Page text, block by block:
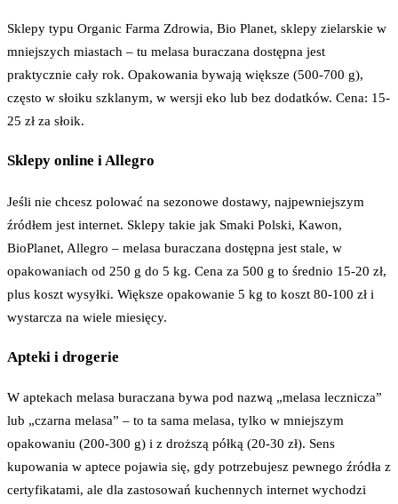
Sklepy typu Organic Farma Zdrowia, Bio Planet, sklepy zielarskie w
mniejszych miastach – tu melasa buraczana dostępna jest
praktycznie cały rok. Opakowania bywają większe (500-700 g),
często w słoiku szklanym, w wersji eko lub bez dodatków. Cena: 15-
25 zł za słoik.
Sklepy online i Allegro
Jeśli nie chcesz polować na sezonowe dostawy, najpewniejszym
źródłem jest internet. Sklepy takie jak Smaki Polski, Kawon,
BioPlanet, Allegro – melasa buraczana dostępna jest stale, w
opakowaniach od 250 g do 5 kg. Cena za 500 g to średnio 15-20 zł,
plus koszt wysyłki. Większe opakowanie 5 kg to koszt 80-100 zł i
wystarcza na wiele miesięcy.
Apteki i drogerie
W aptekach melasa buraczana bywa pod nazwą „melasa lecznicza”
lub „czarna melasa” – to ta sama melasa, tylko w mniejszym
opakowaniu (200-300 g) i z droższą półką (20-30 zł). Sens
kupowania w aptece pojawia się, gdy potrzebujesz pewnego źródła z
certyfikatami, ale dla zastosowań kuchennych internet wychodzi